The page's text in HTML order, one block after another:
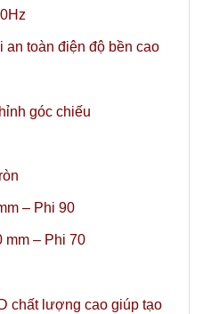
an toàn điện độ bền cao
góc chiếu
– Phi 90
mm – Phi 70
chất lượng cao giúp tạo